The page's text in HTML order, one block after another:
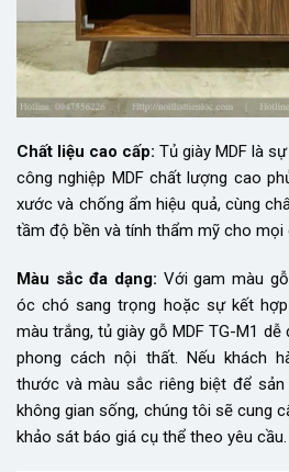
Chất liệu cao cấp: Tủ giày MDF là
công nghiệp MDF chất lượng cao
xước và chống ẩm hiệu quả, cùng
tầm độ bền và tính thẩm mỹ cho mọi
Màu sắc đa dạng: Với gam màu
óc chó sang trọng hoặc sự kết
màu trắng, tủ giày gỗ MDF TG-M1
phong cách nội thất. Nếu khách
thước và màu sắc riêng biệt để
không gian sống, chúng tôi sẽ cung
khảo sát báo giá cụ thể theo yêu cầu.